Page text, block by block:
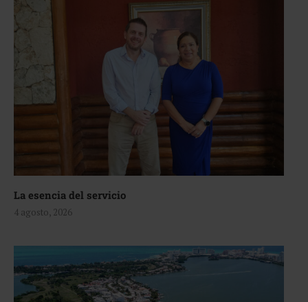
La esencia del servicio
4 agosto, 2026